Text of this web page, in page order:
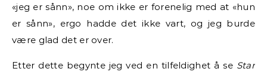
«jeg er sånn», noe om ikke er forenelig med at «hun
er sånn», ergo hadde det ikke vart, og jeg burde
være glad det er over.
Etter dette begynte jeg ved en tilfeldighet å se Star